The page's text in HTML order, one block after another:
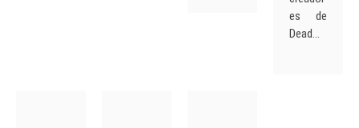
es de
Dead…